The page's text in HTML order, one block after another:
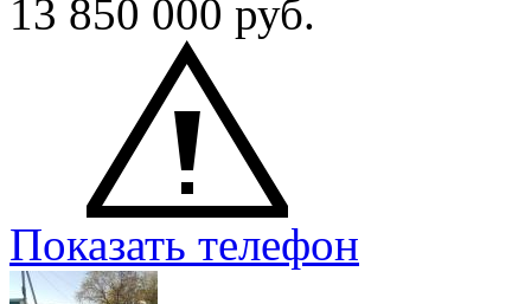
13 850 000 руб.
Показать телефон